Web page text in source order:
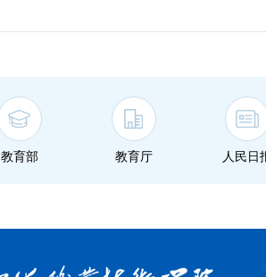
教育部 教育厅 人民日